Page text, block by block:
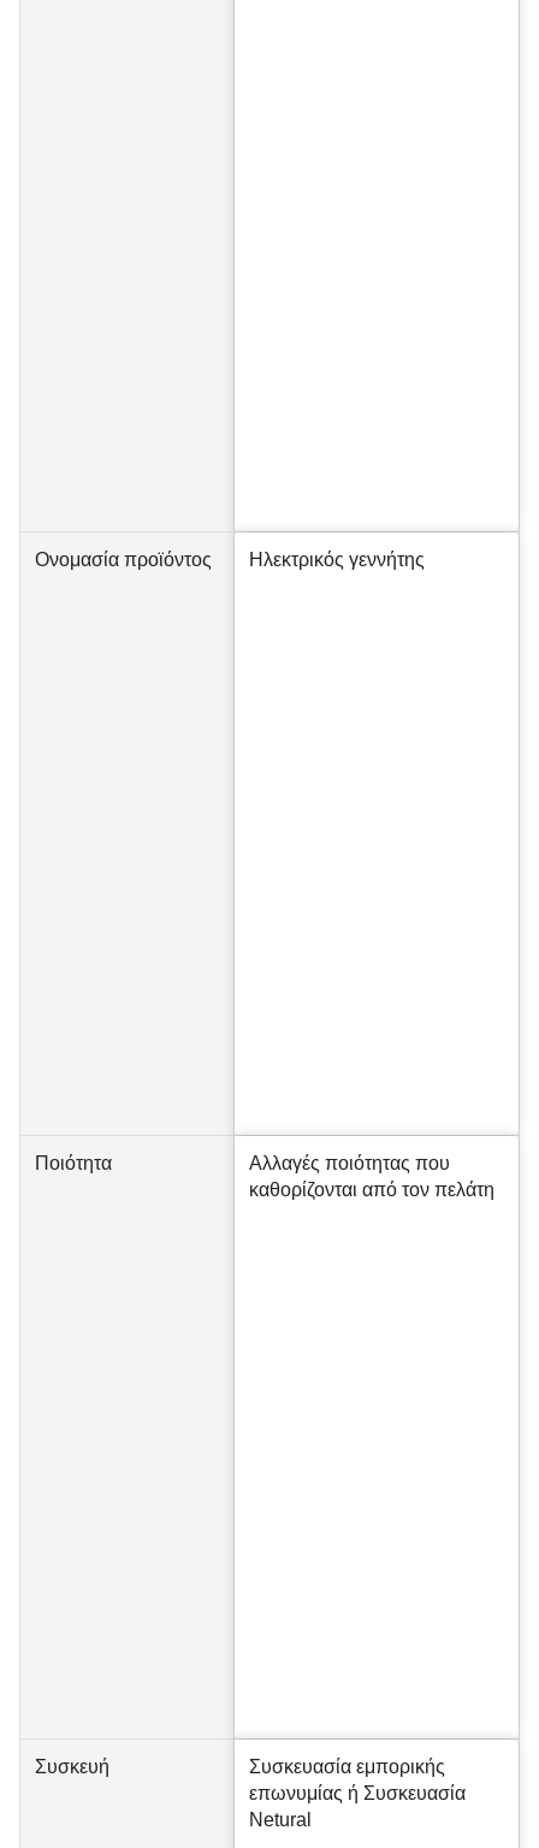
Ονομασία προϊόντος Ηλεκτρικός γεννήτης
Ποιότητα
Αλλαγές ποιότητας που
καθορίζονται από τον πελάτη
Συσκευή
Συσκευασία εμπορικής
επωνυμίας ή Συσκευασία
Netural